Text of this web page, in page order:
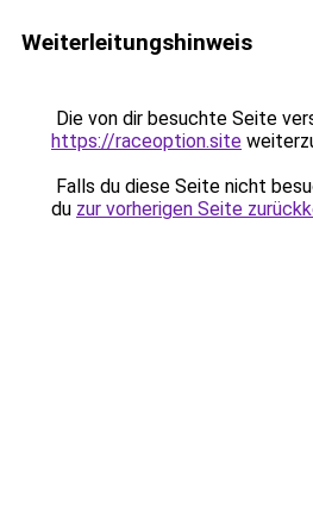
Weiterleitungshinweis
Die von dir besuchte Seite
https://raceoption.site
Falls du diese Seite nicht
du zur vorherigen Seite